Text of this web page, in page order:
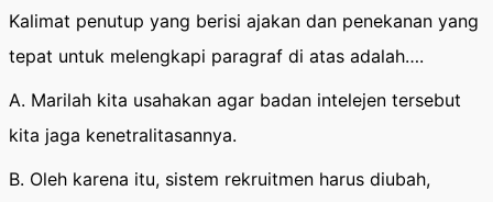
Kalimat penutup yang berisi ajakan dan penekanan yang
tepat untuk melengkapi paragraf di atas adalah….
A. Marilah kita usahakan agar badan intelejen tersebut
kita jaga kenetralitasannya.
B. Oleh karena itu, sistem rekruitmen harus diubah,